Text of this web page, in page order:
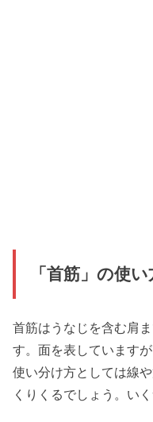
「首筋」の使い
首筋はうなじを含む肩
す。面を表しています
使い分け方としては線
くりくるでしょう。い